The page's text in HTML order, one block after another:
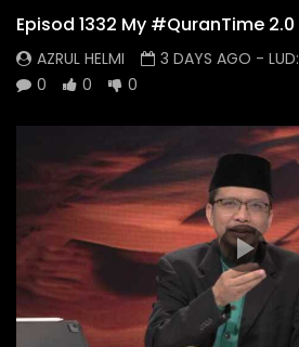
Episod 1332 My #QuranTime 2.0
AZRUL HELMI 3 DAYS AGO - LUD:
0
0 0